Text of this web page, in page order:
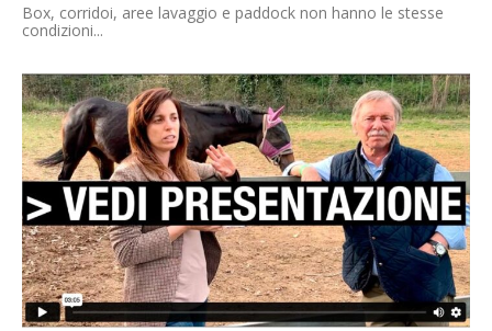
Box, corridoi, aree lavaggio e paddock non hanno le stesse
condizioni...